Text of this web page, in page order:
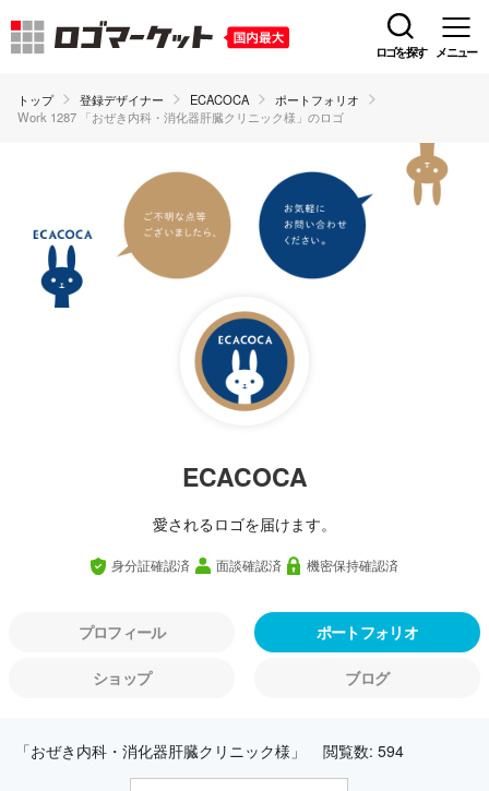
ロゴを探す メニュー
トップ 登録デザイナー ECACOCA
ポートフォリオ
Work 1287 「おぜき内科・消化器肝臓クリニック様」のロゴ
ECACOCA
愛されるロゴを届けます。
身分証確認済 面談確認済 機密保持確認済
プロフィール ポートフォリオ
ショップ ブログ
「おぜき内科・消化器肝臓クリニック様」 閲覧数: 594